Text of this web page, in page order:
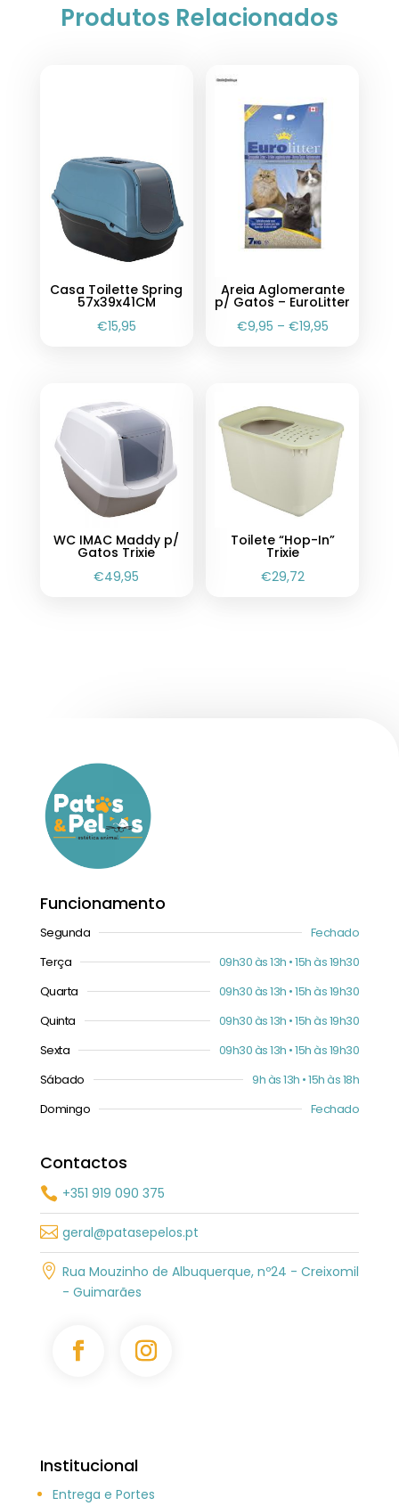
Produtos Relacionados
Casa Toilette Spring
57x39x41CM
€15,95
Areia Aglomerante
p/ Gatos – EuroLitter
€9,95 – €19,95
WC IMAC Maddy p/
Gatos Trixie
€49,95
Toilete “Hop-In”
Trixie
€29,72
Funcionamento
Segunda
Fechado
Terça
09h30 às 13h • 15h às 19h30
Quarta
09h30 às 13h • 15h às 19h30
Quinta
09h30 às 13h • 15h às 19h30
Sexta
09h30 às 13h • 15h às 19h30
Sábado
9h às 13h • 15h às 18h
Domingo
Fechado
Contactos
 +351 919 090 375
 geral@patasepelos.pt
 Rua Mouzinho de Albuquerque, nº24 - Creixomil
- Guimarães
Institucional
Entrega e Portes